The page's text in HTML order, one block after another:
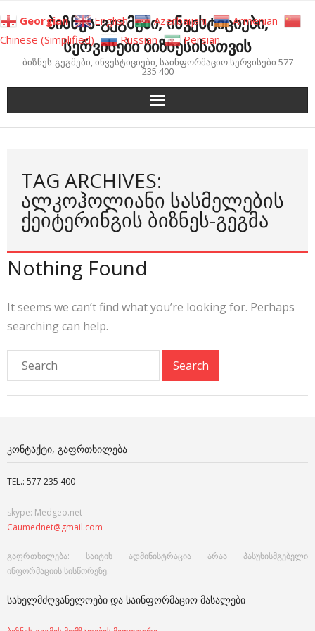
to
content
ბიზნეს-გეგმები, ინვესტიციები,
სერვისები ბიზნესისათვის
ბიზნეს-გეგმები, ინვესტიციები, საინფორმაციო სერვისები 577
235 400
TAG ARCHIVES:
ᲐᲚᲙᲝᲰᲝᲚᲘᲐᲜᲘ ᲡᲐᲡᲛᲔᲚᲔᲑᲘᲡ
ᲥᲔᲘᲢᲔᲠᲘᲜᲒᲘᲡ ᲑᲘᲖᲜᲔᲡ-ᲒᲔᲒᲛᲐ
Nothing Found
It seems we can’t find what you’re looking for. Perhaps
searching can help.
ᲙᲝᲜᲢᲐᲥᲢᲘ, ᲒᲐᲤᲠᲗᲮᲘᲚᲔᲑᲐ
TEL.: 577 235 400
skype: Medgeo.net
Caumednet@gmail.com
გაფრთხილება: საიტის ადმინისტრაცია არაა პასუხისმგებელი
ინფორმაციის სისწორეზე.
ᲡᲐᲮᲔᲚᲛᲫᲦᲕᲐᲜᲔᲚᲝᲔᲑᲘ ᲓᲐ ᲡᲐᲘᲜᲤᲝᲠᲛᲐᲪᲘᲝ ᲛᲐᲡᲐᲚᲔᲑᲘ
Georgian English Azerbaijani
Armenian
Chinese (Simplified)
Russian Persian